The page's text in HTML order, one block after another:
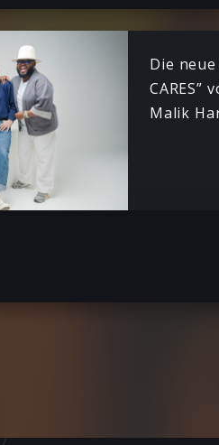
Die neue
CARES”
Malik